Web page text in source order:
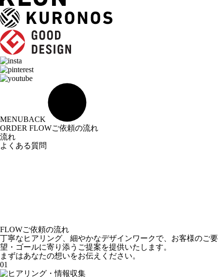
MENUBACK
ORDER FLOWご依頼の流れ
流れ
よくある質問
FLOWご依頼の流れ
丁寧なヒアリング、細やかなデザインワークで、お客様のご要
望・ゴールに寄り添うご提案を提供いたします。
まずはあなたの想いをお伝えください。
01